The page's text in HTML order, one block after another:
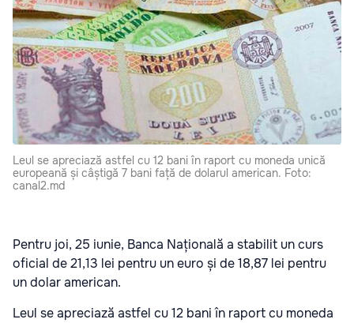
Leul se apreciază astfel cu 12 bani în raport cu moneda unică
europeană și câștigă 7 bani față de dolarul american. Foto:
canal2.md
Pentru joi, 25 iunie, Banca Națională a stabilit un curs
oficial de 21,13 lei pentru un euro și de 18,87 lei pentru
un dolar american.
Leul se apreciază astfel cu 12 bani în raport cu moneda